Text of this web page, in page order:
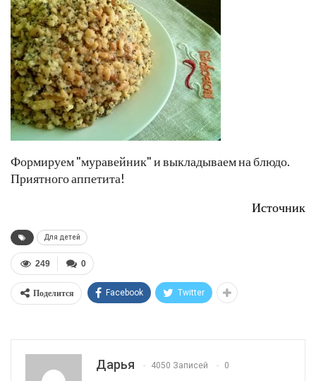
Формируем "муравейник" и выкладываем на блюдо.
Приятного аппетита!
Источник
Для детей
0
249
Поделится Facebook Twitter
Дарья 4050 Записей 0